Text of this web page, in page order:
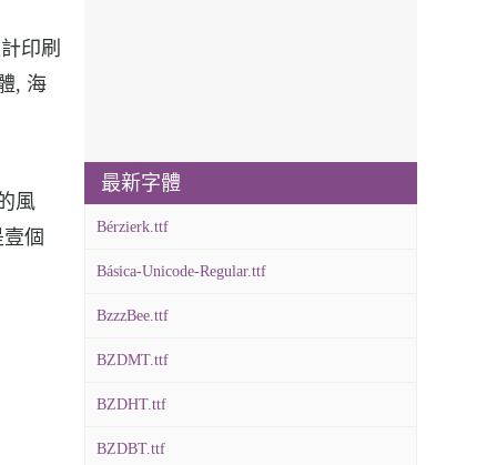
印刷
, 海
風
個
最新字體
Bérzierk.ttf
Básica-Unicode-Regular.ttf
BzzzBee.ttf
BZDMT.ttf
BZDHT.ttf
BZDBT.ttf